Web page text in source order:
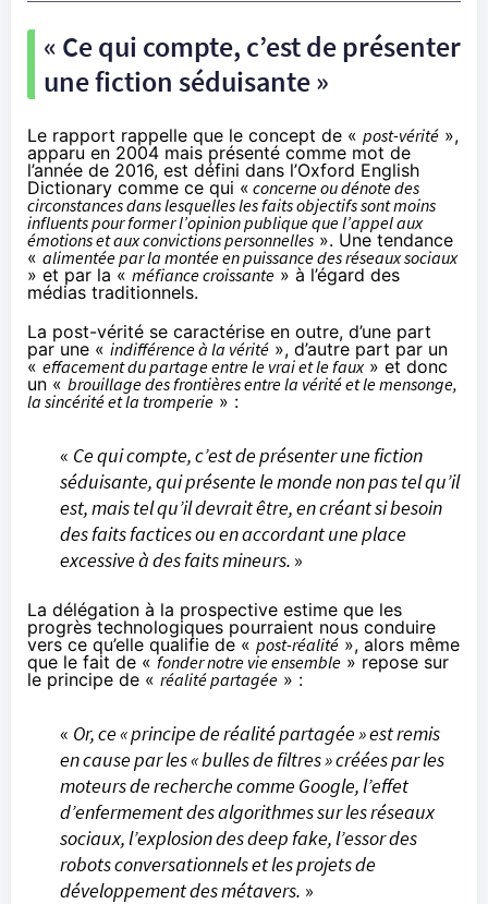
« Ce qui compte, c’est de présenter
une fiction séduisante »
Le rapport rappelle que le concept de « post-vérité »,
apparu en 2004 mais présenté comme mot de
l’année de 2016, est défini dans l’Oxford English
Dictionary comme ce qui « concerne ou dénote des
circonstances dans lesquelles les faits objectifs sont moins
influents pour former l’opinion publique que l’appel aux
émotions et aux convictions personnelles». Une tendance
« alimentée par la montée en puissance des réseaux sociaux
» et par la « méfiance croissante » à l’égard des
médias traditionnels.
La post-vérité se caractérise en outre, d’une part
par une « indifférence à la vérité », d’autre part par un
« effacement du partage entre le vrai et le faux» et donc
un « brouillage des frontières entre la vérité et le mensonge,
la sincérité et la tromperie » :
« Ce qui compte, c’est de présenter une fiction
séduisante, qui présente le monde non pas tel qu’il
est, mais tel qu’il devrait être, en créant si besoin
des faits factices ou en accordant une place
excessive à des faits mineurs. »
La délégation à la prospective estime que les
progrès technologiques pourraient nous conduire
vers ce qu’elle qualifie de « post-réalité », alors même
que le fait de « fonder notre vie ensemble » repose sur
le principe de « réalité partagée » :
« Or, ce « principe de réalité partagée » est remis
en cause par les « bulles de filtres » créées par les
moteurs de recherche comme Google, l’effet
d’enfermement des algorithmes sur les réseaux
sociaux, l’explosion des deep fake, l’essor des
robots conversationnels et les projets de
développement des métavers. »